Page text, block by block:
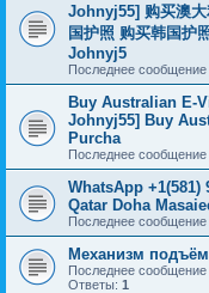
Johnyj55] 购买澳大
国护照 购买韩国护
Johnyj5
Последнее сообщение
Buy Australian E-
Johnyj55] Buy
Purcha
Последнее сообщение
WhatsApp +1(581)
Qatar Doha
Последнее сообщение
Механизм
Последнее сообщение
Ответы: 1